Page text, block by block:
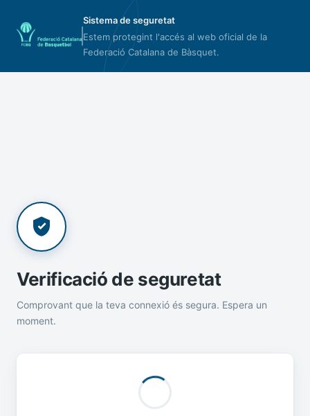
Sistema de seguretat
Estem protegint l'accés al web oficial de la
Federació Catalana de Bàsquet.
Verificació de seguretat
Comprovant que la teva connexió és segura. Espera un
moment.